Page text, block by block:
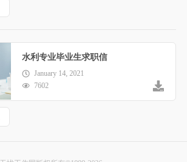
水利专业毕业生求职信
January 14, 2021
7602